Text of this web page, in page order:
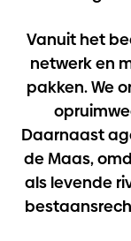
Vanuit het
netwerk en
pakken. We
Daarnaast
de Maas,
als levende